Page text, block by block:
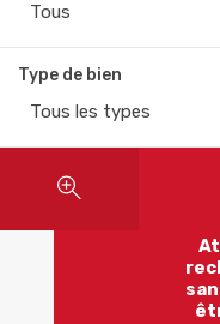
Tous
Type de bien
Tous les types